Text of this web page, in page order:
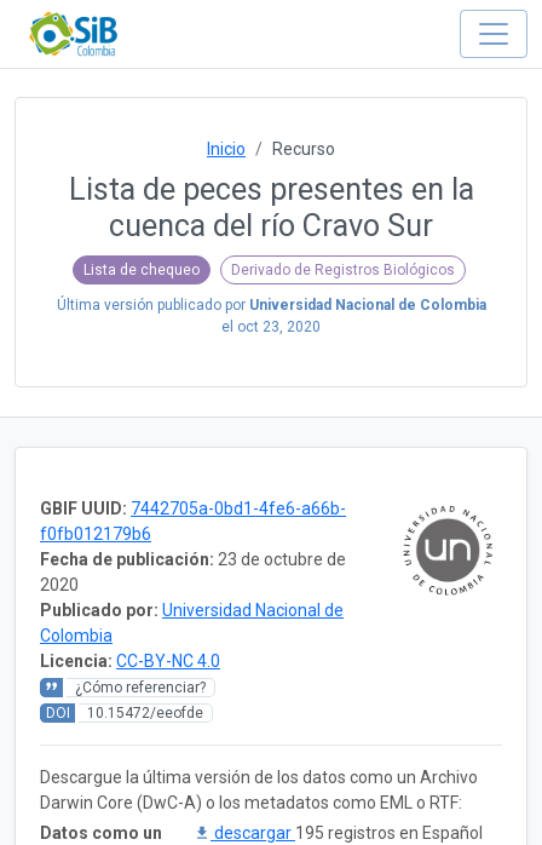
Inicio Recurso
Lista de peces presentes en la
cuenca del río Cravo Sur
Lista de chequeo Derivado de Registros Biológicos
Última versión publicado por Universidad Nacional de Colombia
el oct 23, 2020
GBIF UUID: 7442705a-0bd1-4fe6-a66b-
f0fb012179b6
Fecha de publicación: 23 de octubre de
2020
Publicado por: Universidad Nacional de
Colombia
Licencia: CC-BY-NC 4.0
¿Cómo referenciar?
DOI
10.15472/eeofde
Descargue la última versión de los datos como un Archivo
Darwin Core (DwC-A) o los metadatos como EML o RTF:
Datos como un
descargar 195 registros en Español